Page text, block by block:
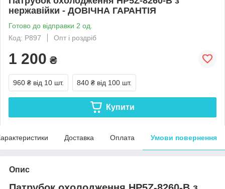
нержавійки - ДОВІЧНА ГАРАНТІЯ
Готово до відправки 2 од.
Код: Р897
Опт і роздріб
1 200 ₴
960 ₴ від 10 шт. 840 ₴ від 100 шт.
Купити
Доставка Оплата Умови повернення
Опис